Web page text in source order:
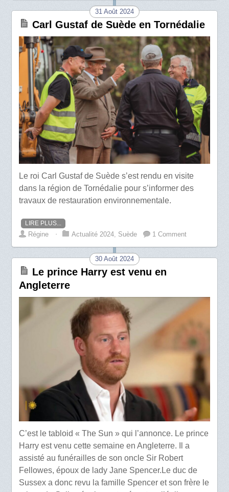
31 Août 2024
Carl Gustaf de Suède en Tornédalie
Le roi Carl Gustaf de Suède s’est rendu en visite
dans la région de Tornédalie pour s’informer des
travaux de restauration environnementale.
LIRE PLUS...
Régine ⋅ Actualité 2024, Suède 1 Comment
30 Août 2024
Le prince Harry est venu en
Angleterre
C’est le tabloid « The Sun » qui l’annonce. Le prince
Harry est venu cette semaine en Angleterre. Il a
assisté au funérailles de son oncle Sir Robert
Fellowes, époux de lady Jane Spencer.Le duc de
Sussex a donc revu la famille Spencer et son frère le